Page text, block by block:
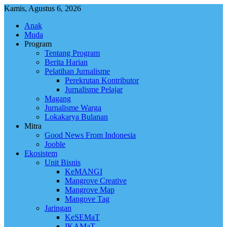
Skip
content
Kamis, Agustus 6, 2026
Anak
Muda
Program
Tentang Program
Berita Harian
Pelatihan Jurnalisme
Perekrutan Kontributor
Jurnalisme Pelajar
Magang
Jurnalisme Warga
Lokakarya Bulanan
Mitra
Good News From Indonesia
Jooble
Ekosistem
Unit Bisnis
KeMANGI
Mangrove Creative
Mangrove Map
Mangove Tag
Jaringan
KeSEMaT